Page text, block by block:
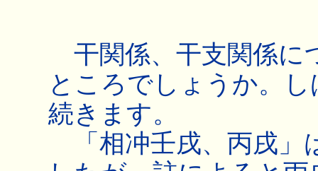
干関係、干支関係に
ところでしょうか。
続きます。
「相冲壬戌、丙戌」